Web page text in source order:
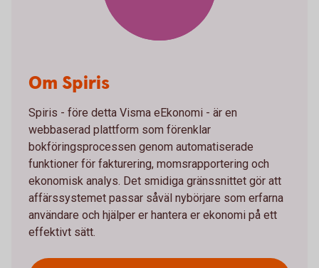
Om Spiris
Spiris - före detta Visma eEkonomi - är en
webbaserad plattform som förenklar
bokföringsprocessen genom automatiserade
funktioner för fakturering, momsrapportering och
ekonomisk analys. Det smidiga gränssnittet gör att
affärssystemet passar såväl nybörjare som erfarna
användare och hjälper er hantera er ekonomi på ett
effektivt sätt.